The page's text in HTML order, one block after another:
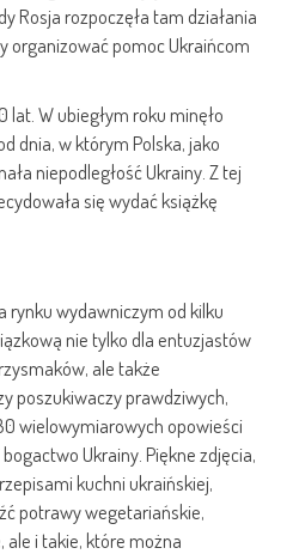
Rosja rozpoczęła tam działania
organizować pomoc Ukraińcom
lat. W ubiegłym roku minęło
dnia, w którym Polska, jako
niepodległość Ukrainy. Z tej
się wydać książkę
rynku wydawniczym od kilku
nie tylko dla entuzjastów
ale także
poszukiwaczy prawdziwych,
wielowymiarowych opowieści
Ukrainy. Piękne zdjęcia,
kuchni ukraińskiej,
potrawy wegetariańskie,
ale i takie, które można